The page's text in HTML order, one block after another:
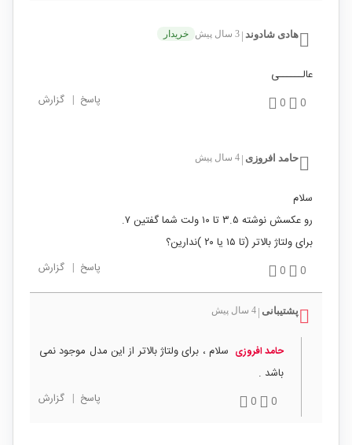
هادی شادوند 3 سال پیش خریدار
عالــــــی
0
0 پاسخ | گزارش
حامد افروزی 4 سال پیش
سلام
رو عکسش نوشته ۳.۵ تا ۱۰ ولت شما گفتین ۷.
برای ولتاژ بالاتر (تا ۱۵ یا ۲۰ )ندارین؟
0
0 پاسخ | گزارش
پشتیبانی 4 سال پیش
حامد افروزی سلام ، برای ولتاژ بالاتر از این مدل موجود نمی
باشد .
0
0 پاسخ | گزارش